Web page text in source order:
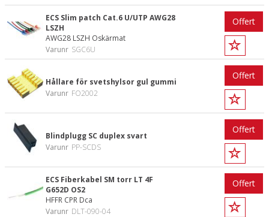
ECS Slim patch Cat.6 U/UTP AWG28
LSZH
AWG28 LSZH Oskärmat
Varunr SGC6U
Offert
Hållare för svetshylsor gul gummi
Varunr FO2002
Offert
Blindplugg SC duplex svart
Varunr PP-SCDS
Offert
ECS Fiberkabel SM torr LT 4F
G652D OS2
HFFR CPR Dca
Varunr DLT-090-04
Offert